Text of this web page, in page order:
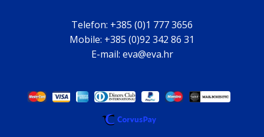
Telefon: +385 (0)1 777 3656
Mobile: +385 (0)92 342 86 31
E-mail: eva@eva.hr